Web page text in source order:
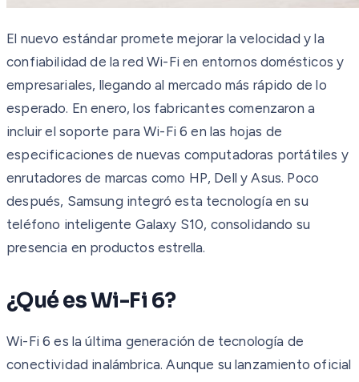
El nuevo estándar promete mejorar la velocidad y la
confiabilidad de la red Wi-Fi en entornos domésticos y
empresariales, llegando al mercado más rápido de lo
esperado. En enero, los fabricantes comenzaron a
incluir el soporte para Wi-Fi 6 en las hojas de
especificaciones de nuevas computadoras portátiles y
enrutadores de marcas como HP, Dell y Asus. Poco
después, Samsung integró esta tecnología en su
teléfono inteligente Galaxy S10, consolidando su
presencia en productos estrella.
¿Qué es Wi-Fi 6?
Wi-Fi 6 es la última generación de tecnología de
conectividad inalámbrica. Aunque su lanzamiento oficial